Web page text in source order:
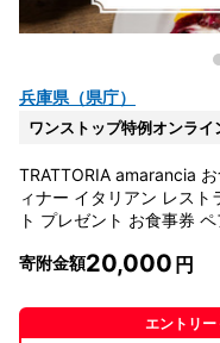
兵庫県（県庁）
ワンストップ特例オンライ
TRATTORIA amarancia
ィナー イタリアン レス
ト プレゼント お食事券
寄附金額20,000
エントリー